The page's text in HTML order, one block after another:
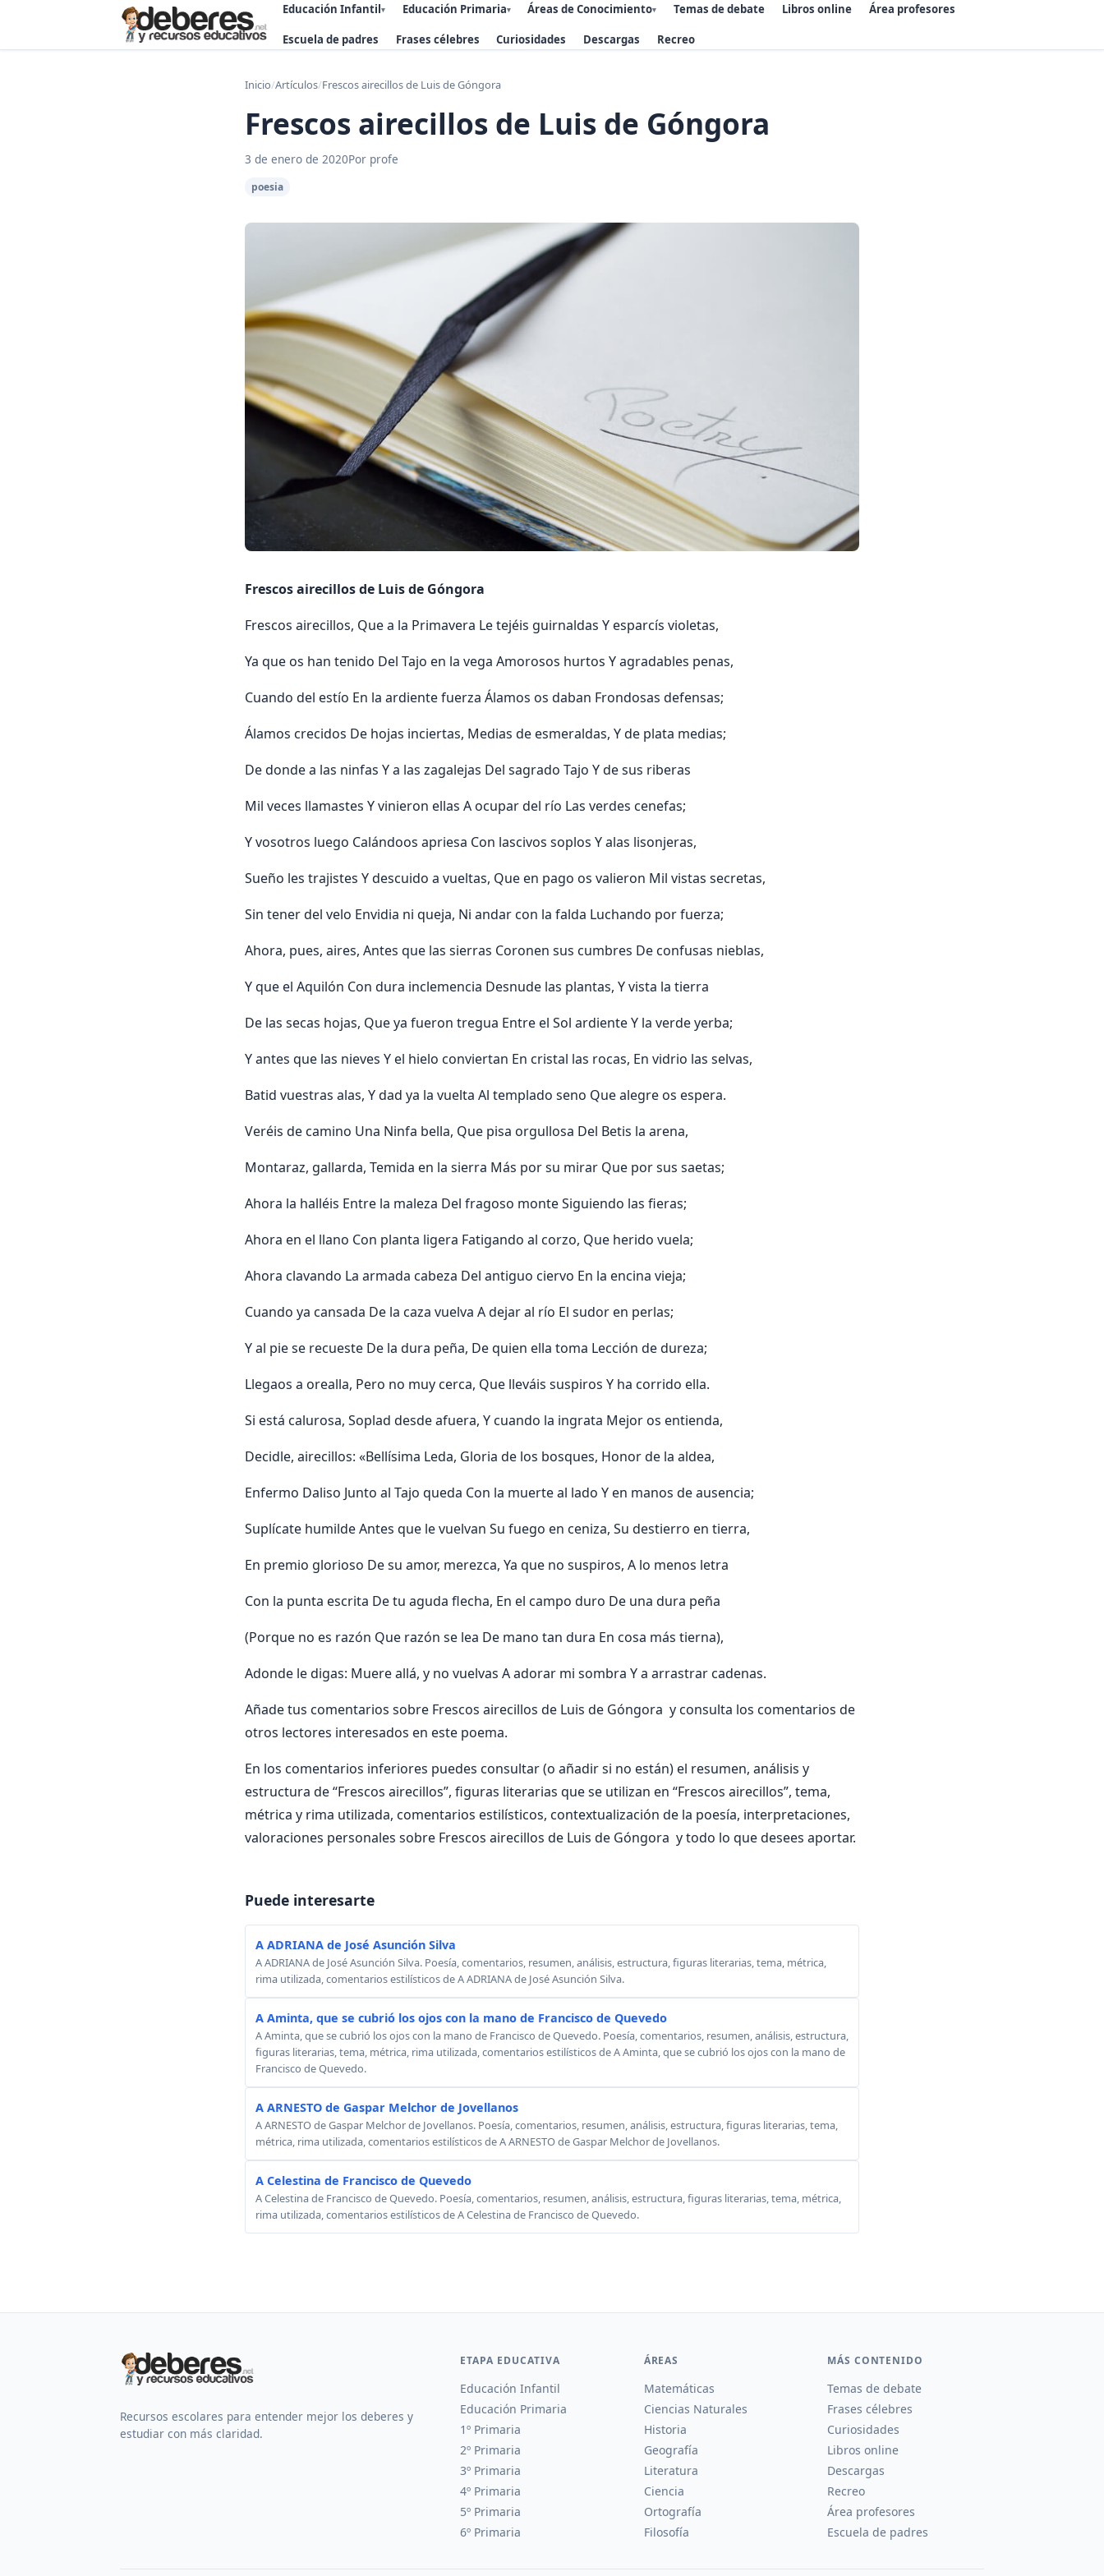
Educación Infantil▾ Educación Primaria▾ Áreas de Conocimiento▾ Temas de debate Libros online Área profesores
Escuela de padres Frases célebres Curiosidades Descargas Recreo
Inicio/Artículos/Frescos airecillos de Luis de Góngora
Frescos airecillos de Luis de Góngora
3 de enero de 2020Por profe
poesia
Frescos airecillos de Luis de Góngora
Frescos airecillos, Que a la Primavera Le tejéis guirnaldas Y esparcís violetas,
Ya que os han tenido Del Tajo en la vega Amorosos hurtos Y agradables penas,
Cuando del estío En la ardiente fuerza Álamos os daban Frondosas defensas;
Álamos crecidos De hojas inciertas, Medias de esmeraldas, Y de plata medias;
De donde a las ninfas Y a las zagalejas Del sagrado Tajo Y de sus riberas
Mil veces llamastes Y vinieron ellas A ocupar del río Las verdes cenefas;
Y vosotros luego Calándoos apriesa Con lascivos soplos Y alas lisonjeras,
Sueño les trajistes Y descuido a vueltas, Que en pago os valieron Mil vistas secretas,
Sin tener del velo Envidia ni queja, Ni andar con la falda Luchando por fuerza;
Ahora, pues, aires, Antes que las sierras Coronen sus cumbres De confusas nieblas,
Y que el Aquilón Con dura inclemencia Desnude las plantas, Y vista la tierra
De las secas hojas, Que ya fueron tregua Entre el Sol ardiente Y la verde yerba;
Y antes que las nieves Y el hielo conviertan En cristal las rocas, En vidrio las selvas,
Batid vuestras alas, Y dad ya la vuelta Al templado seno Que alegre os espera.
Veréis de camino Una Ninfa bella, Que pisa orgullosa Del Betis la arena,
Montaraz, gallarda, Temida en la sierra Más por su mirar Que por sus saetas;
Ahora la halléis Entre la maleza Del fragoso monte Siguiendo las fieras;
Ahora en el llano Con planta ligera Fatigando al corzo, Que herido vuela;
Ahora clavando La armada cabeza Del antiguo ciervo En la encina vieja;
Cuando ya cansada De la caza vuelva A dejar al río El sudor en perlas;
Y al pie se recueste De la dura peña, De quien ella toma Lección de dureza;
Llegaos a orealla, Pero no muy cerca, Que lleváis suspiros Y ha corrido ella.
Si está calurosa, Soplad desde afuera, Y cuando la ingrata Mejor os entienda,
Decidle, airecillos: «Bellísima Leda, Gloria de los bosques, Honor de la aldea,
Enfermo Daliso Junto al Tajo queda Con la muerte al lado Y en manos de ausencia;
Suplícate humilde Antes que le vuelvan Su fuego en ceniza, Su destierro en tierra,
En premio glorioso De su amor, merezca, Ya que no suspiros, A lo menos letra
Con la punta escrita De tu aguda flecha, En el campo duro De una dura peña
(Porque no es razón Que razón se lea De mano tan dura En cosa más tierna),
Adonde le digas: Muere allá, y no vuelvas A adorar mi sombra Y a arrastrar cadenas.
Añade tus comentarios sobre Frescos airecillos de Luis de Góngora y consulta los comentarios de
otros lectores interesados en este poema.
En los comentarios inferiores puedes consultar (o añadir si no están) el resumen, análisis y
estructura de “Frescos airecillos”, figuras literarias que se utilizan en “Frescos airecillos”, tema,
métrica y rima utilizada, comentarios estilísticos, contextualización de la poesía, interpretaciones,
valoraciones personales sobre Frescos airecillos de Luis de Góngora y todo lo que desees aportar.
Puede interesarte
A ADRIANA de José Asunción Silva
A ADRIANA de José Asunción Silva. Poesía, comentarios, resumen, análisis, estructura, figuras literarias, tema, métrica,
rima utilizada, comentarios estilísticos de A ADRIANA de José Asunción Silva.
A Aminta, que se cubrió los ojos con la mano de Francisco de Quevedo
A Aminta, que se cubrió los ojos con la mano de Francisco de Quevedo. Poesía, comentarios, resumen, análisis, estructura,
figuras literarias, tema, métrica, rima utilizada, comentarios estilísticos de A Aminta, que se cubrió los ojos con la mano de
Francisco de Quevedo.
A ARNESTO de Gaspar Melchor de Jovellanos
A ARNESTO de Gaspar Melchor de Jovellanos. Poesía, comentarios, resumen, análisis, estructura, figuras literarias, tema,
métrica, rima utilizada, comentarios estilísticos de A ARNESTO de Gaspar Melchor de Jovellanos.
A Celestina de Francisco de Quevedo
A Celestina de Francisco de Quevedo. Poesía, comentarios, resumen, análisis, estructura, figuras literarias, tema, métrica,
rima utilizada, comentarios estilísticos de A Celestina de Francisco de Quevedo.
Recursos escolares para entender mejor los deberes y
estudiar con más claridad.
ETAPA EDUCATIVA
Educación Infantil
Educación Primaria
1º Primaria
2º Primaria
3º Primaria
4º Primaria
5º Primaria
6º Primaria
ÁREAS
Matemáticas
Ciencias Naturales
Historia
Geografía
Literatura
Ciencia
Ortografía
Filosofía
MÁS CONTENIDO
Temas de debate
Frases célebres
Curiosidades
Libros online
Descargas
Recreo
Área profesores
Escuela de padres